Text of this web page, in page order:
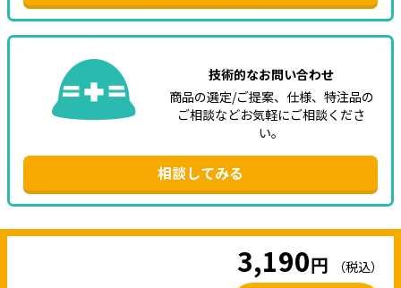
技術的なお問い合わせ
商品の選定/ご提案、仕様、特注品の
ご相談などお気軽にご相談くださ
い。
相談してみる
3,190円 （税込）